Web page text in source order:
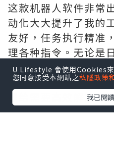
这款机器人软件非常
动化大大提升了我的
友好，任务执行精准
理各种指令。无论是
复杂的项目管理，它
的工作带来了极大的
荐给需要高效解决方
去吧,官网http://
U Lifestyle 會使用Cookies來
您同意接受本網站之私隱政策
我已閱